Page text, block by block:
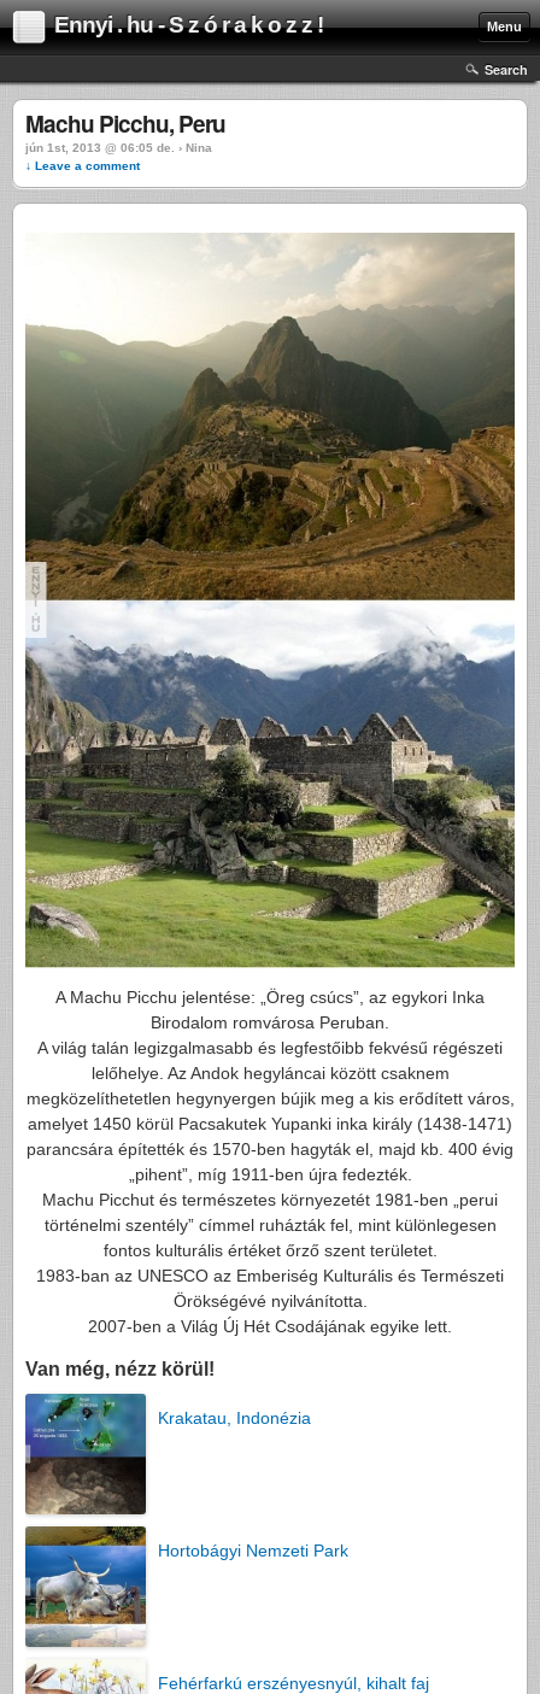
Ennyi . hu - S z ó r a k o z z ! Menu
Search
Machu Picchu, Peru
jún 1st, 2013 @ 06:05 de. › Nina
↓ Leave a comment
A Machu Picchu jelentése: „Öreg csúcs”, az egykori Inka
Birodalom romvárosa Peruban.
A világ talán legizgalmasabb és legfestőibb fekvésű régészeti
lelőhelye. Az Andok hegyláncai között csaknem
megközelíthetetlen hegynyergen bújik meg a kis erődített város,
amelyet 1450 körül Pacsakutek Yupanki inka király (1438-1471)
parancsára építették és 1570-ben hagyták el, majd kb. 400 évig
„pihent”, míg 1911-ben újra fedezték.
Machu Picchut és természetes környezetét 1981-ben „perui
történelmi szentély” címmel ruházták fel, mint különlegesen
fontos kulturális értéket őrző szent területet.
1983-ban az UNESCO az Emberiség Kulturális és Természeti
Örökségévé nyilvánította.
2007-ben a Világ Új Hét Csodájának egyike lett.
Van még, nézz körül!
Krakatau, Indonézia
Hortobágyi Nemzeti Park
Fehérfarkú erszényesnyúl, kihalt faj